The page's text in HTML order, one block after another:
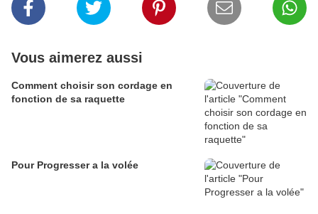
Vous aimerez aussi
Comment choisir son cordage en
fonction de sa raquette
Pour Progresser a la volée